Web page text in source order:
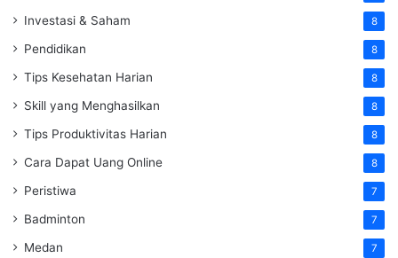
Investasi & Saham 8
Pendidikan 8
Tips Kesehatan Harian 8
Skill yang Menghasilkan 8
Tips Produktivitas Harian 8
Cara Dapat Uang Online 8
Peristiwa 7
Badminton 7
Medan 7